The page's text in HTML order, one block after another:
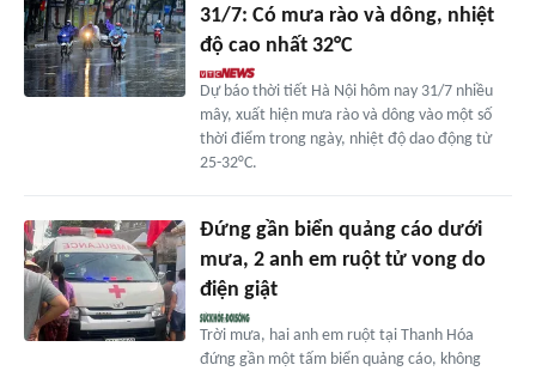
31/7: Có mưa rào và dông, nhiệt
độ cao nhất 32°C
Dự báo thời tiết Hà Nội hôm nay 31/7 nhiều
mây, xuất hiện mưa rào và dông vào một số
thời điểm trong ngày, nhiệt độ dao động từ
25-32°C.
Đứng gần biển quảng cáo dưới
mưa, 2 anh em ruột tử vong do
điện giật
Trời mưa, hai anh em ruột tại Thanh Hóa
đứng gần một tấm biển quảng cáo, không